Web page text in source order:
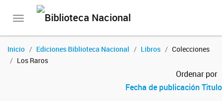
Toggle
Inicio Ediciones Biblioteca Nacional Libros
Colecciones
Los Raros
Ordenar por
Fecha de publicaciónTitulo